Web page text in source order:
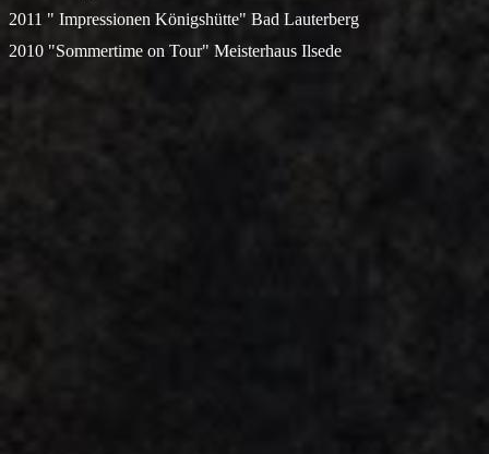
2011 " Impressionen Königshütte" Bad Lauterberg
2010 "Sommertime on Tour" Meisterhaus Ilsede